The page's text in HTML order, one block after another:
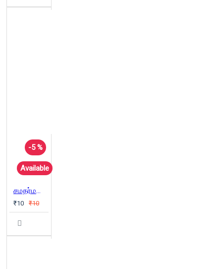
-5 %
Available
சமதர்மமா? பேரறிவா? எது நமக்கான எதிர்காலம்
₹10 ₹10